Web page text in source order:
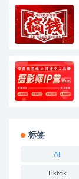
标签
AI
Tiktok